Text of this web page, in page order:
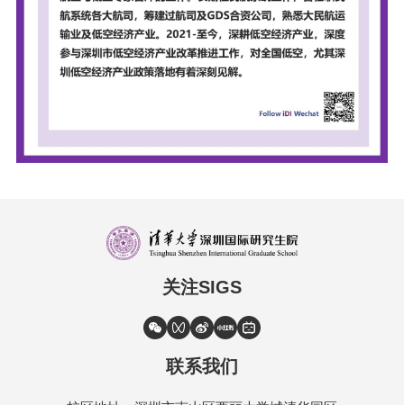
关注SIGS
联系我们